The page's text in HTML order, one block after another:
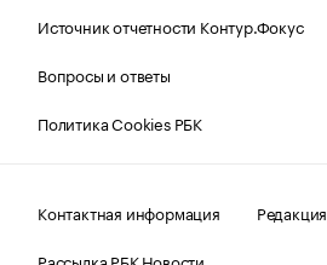
Источник отчетности Контур.Фокус
Вопросы и ответы
Политика Cookies РБК
Контактная информация
Редакция